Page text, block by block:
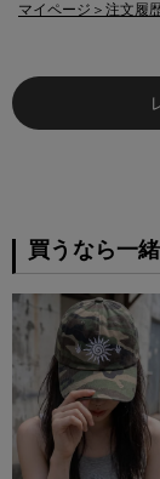
マイページ＞注文履
買うなら一